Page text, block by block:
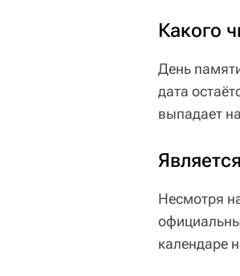
Какого
День
дата
выпадает
Несмотря
календаре